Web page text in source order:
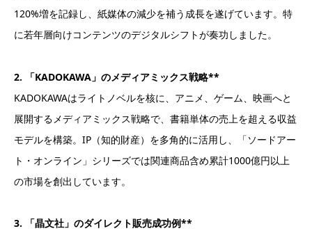
120%増を記録し、紙媒体の減少を補う成長を遂げています。特
に若年層向けコンテンツのデジタルシフトが奏功しました。
2. 「KADOKAWA」のメディアミックス戦略**
KADOKAWAはライトノベルを核に、アニメ、ゲーム、映画へと
展開するメディアミックス戦略で、書籍単体の売上を超える収益
モデルを構築。IP（知的財産）を多角的に活用し、「ソードアー
ト・オンライン」シリーズでは関連商品含め累計1000億円以上
の市場を創出しています。
3. 「晶文社」のダイレクト販売成功例**